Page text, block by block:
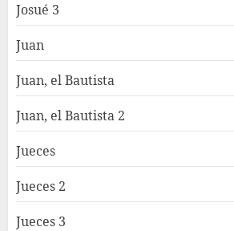
Josué 3
Juan
Juan, el Bautista
Juan, el Bautista 2
Jueces
Jueces 2
Jueces 3